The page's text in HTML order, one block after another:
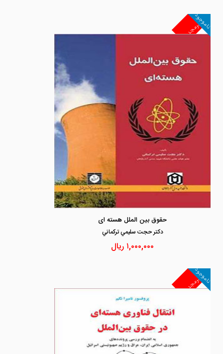
غیرمجد
ناموجود
حقوق بین الملل هسته ای
دكتر حجت سليمي تركماني
۱,۰۰۰,۰۰۰ ریال
غیرمجد
ناموجود